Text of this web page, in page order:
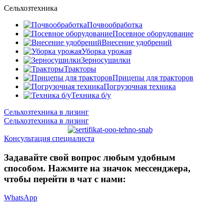
Сельхозтехника
Почвообработка
Посевное оборудование
Внесение удобрений
Уборка урожая
Зерносушилки
Тракторы
Прицепы для тракторов
Погрузочная техника
Техника б/у
Сельхозтехника в лизинг
Сельхозтехника в лизинг
Консультация специалиста
Задавайте свой вопрос любым удобным
способом. Нажмите на значок мессенджера,
чтобы перейти в чат с нами:
WhatsApp